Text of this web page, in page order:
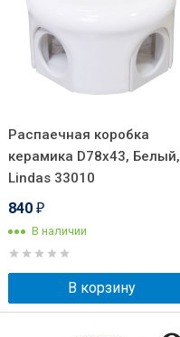
Распаечная коробка
керамика D78х43, Белый,
Lindas 33010
840 ₽
В наличии
В корзину